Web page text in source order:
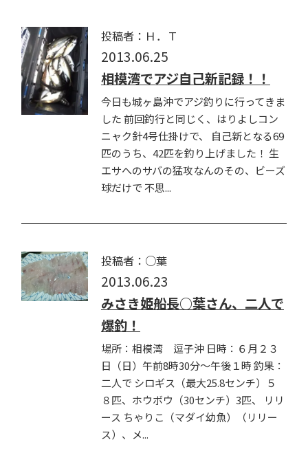
投稿者：Ｈ．Ｔ
2013.06.25
相模湾でアジ自己新記録！！
今日も城ヶ島沖でアジ釣りに行ってきま
した 前回釣行と同じく、はりよしコン
ニャク針4号仕掛けで、 自己新となる69
匹のうち、42匹を釣り上げました！ 生
エサへのサバの猛攻なんのその、ビーズ
球だけで 不思...
投稿者：○葉
2013.06.23
みさき姫船長○葉さん、二人で
爆釣！
場所：相模湾 逗子沖 日時：６月２３
日（日）午前8時30分～午後１時 釣果：
二人で シロギス（最大25.8センチ）５
８匹、ホウボウ（30センチ）3匹、 リリ
ース ちゃりこ（マダイ幼魚）（リリー
ス）、メ...